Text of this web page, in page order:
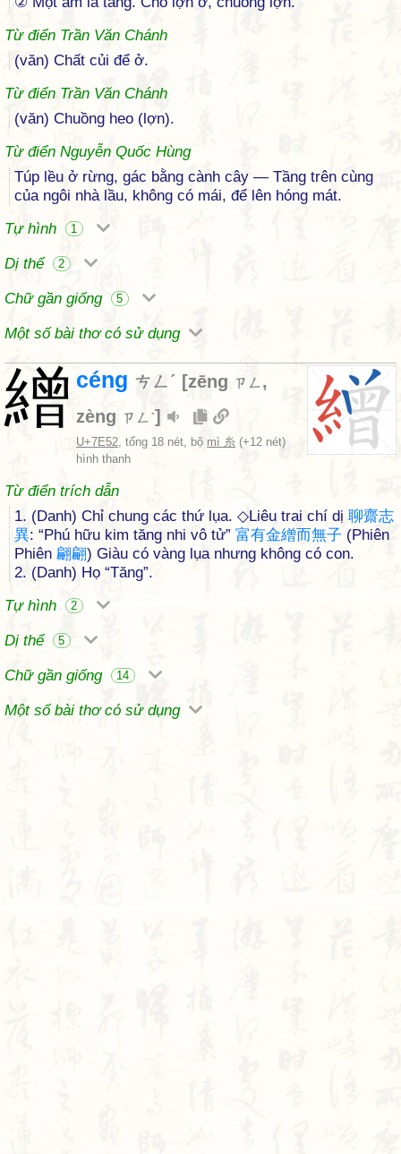
Từ điển Trần Văn Chánh
(văn) Chất củi để ở.
Từ điển Trần Văn Chánh
(văn) Chuồng heo (lợn).
Từ điển Nguyễn Quốc Hùng
Túp lều ở rừng, gác bằng cành cây — Tầng trên cùng
của ngôi nhà lầu, không có mái, để lên hóng mát.
Tự hình
1
Dị thể 2
Chữ gần giống 5
Một số bài thơ có sử dụng
繒 céng ㄘㄥˊ [zēng ㄗㄥ ,
zèng ㄗㄥˋ]
U+7E52, tổng 18 nét, bộ mì 糸 (+12 nét)
hình thanh
Từ điển trích dẫn
1. (Danh) Chỉ chung các thứ lụa. ◇Liêu trai chí dị 聊齋志
異: “Phú hữu kim tăng nhi vô tử” 富有金繒而無子 (Phiên
Phiên 翩翩) Giàu có vàng lụa nhưng không có con.
2. (Danh) Họ “Tăng”.
Tự hình
2
Dị thể 5
Chữ gần giống 14
Một số bài thơ có sử dụng